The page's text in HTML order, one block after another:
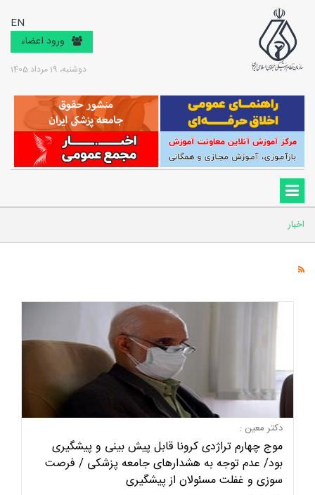
EN
ورود اعضاء
دوشنبه، 19 مرداد 1405
اخبار
دکتر معین :
موج چهارم تراژدی کرونا قابل پیش بینی و پیشگیری
بود/ عدم توجه به هشدارهای جامعه پزشکی / فرصت
سوزی و غفلت مسئولان از پیشگیری